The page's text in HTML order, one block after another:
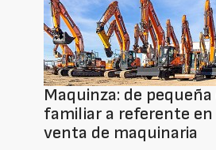
Maquinza: de
familiar a referente
venta de maquinaria